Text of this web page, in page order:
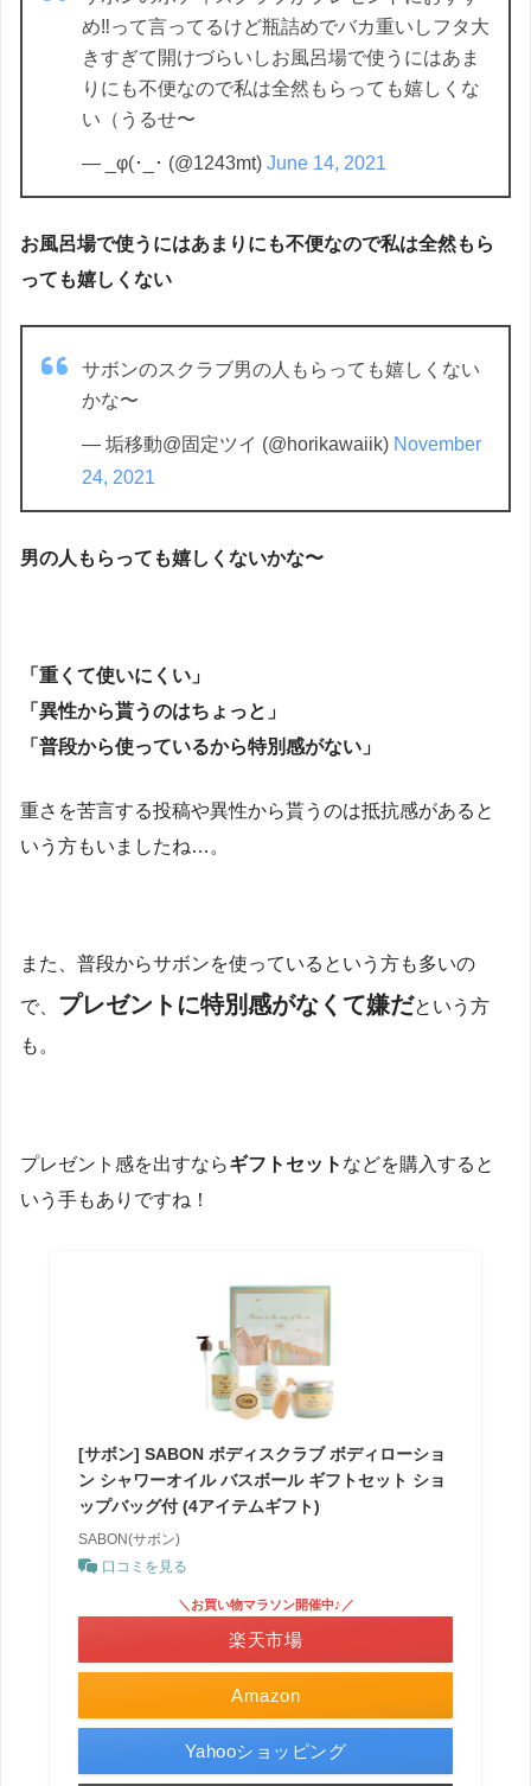
め‼️って言ってるけど瓶詰めでバカ重いしフタ大
きすぎて開けづらいしお風呂場で使うにはあま
りにも不便なので私は全然もらっても嬉しくな
い（うるせ〜
— _φ(･_･ (@1243mt) June 14, 2021
お風呂場で使うにはあまりにも不便なので私は全然もら
っても嬉しくない
サボンのスクラブ男の人もらっても嬉しくない
かな〜
— 垢移動@固定ツイ (@horikawaiik) November
24, 2021
男の人もらっても嬉しくないかな〜
「重くて使いにくい」
「異性から貰うのはちょっと」
「普段から使っているから特別感がない」
重さを苦言する投稿や異性から貰うのは抵抗感があると
いう方もいましたね…。
また、普段からサボンを使っているという方も多いの
で、 プレゼントに特別感がなくて嫌だという方
も。
プレゼント感を出すならギフトセット などを購入すると
いう手もありですね！
[サボン] SABON ボディスクラブ ボディローショ
ン シャワーオイル バスボール ギフトセット ショ
ップバッグ付 (4アイテムギフト)
SABON(サボン)
口コミを見る
Amazon
＼お買い物マラソン開催中♪／
楽天市場
Yahooショッピング